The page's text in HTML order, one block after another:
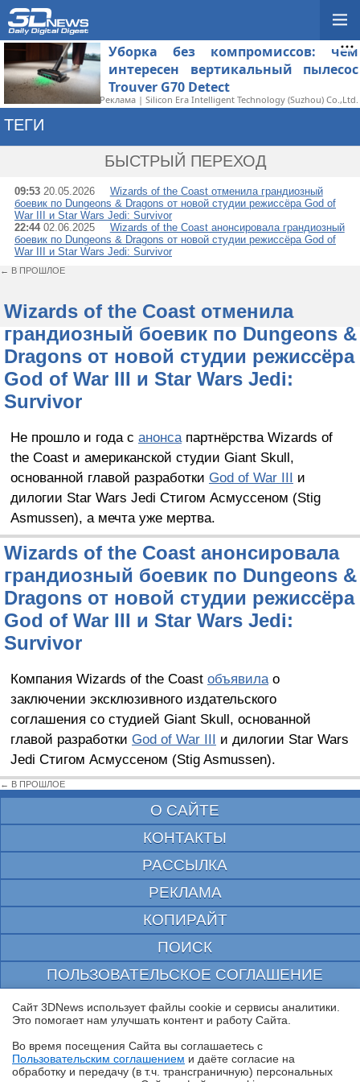
Уборка без компромиссов: чем
интересен вертикальный пылесос
Trouver G70 Detect
Реклама | Silicon Era Intelligent Technology (Suzhou) Co.,Ltd.
ТЕГИ
БЫСТРЫЙ ПЕРЕХОД
09:53 20.05.2026
Wizards of the Coast отменила грандиозный
боевик по Dungeons & Dragons от новой студии режиссёра God of
War III и Star Wars Jedi: Survivor
22:4402.06.2025
Wizards of the Coast анонсировала грандиозный
боевик по Dungeons & Dragons от новой студии режиссёра God of
War III и Star Wars Jedi: Survivor
← В ПРОШЛОЕ
Wizards of the Coast отменила
грандиозный боевик по Dungeons &
Dragons от новой студии режиссёра
God of War III и Star Wars Jedi:
Survivor
Не прошло и года с анонсапартнёрства Wizards of
the Coast и американской студии Giant Skull,
основанной главой разработки God of War III и
дилогии Star Wars Jedi Стигом Асмуссеном (Stig
Asmussen), а мечта уже мертва.
Wizards of the Coast анонсировала
грандиозный боевик по Dungeons &
Dragons от новой студии режиссёра
God of War III и Star Wars Jedi:
Survivor
Компания Wizards of the Coast объявилао
заключении эксклюзивного издательского
соглашения со студией Giant Skull, основанной
главой разработки God of War III и дилогии Star Wars
Jedi Стигом Асмуссеном (Stig Asmussen).
← В ПРОШЛОЕ
О САЙТЕ
КОНТАКТЫ
РАССЫЛКА
РЕКЛАМА
КОПИРАЙТ
ПОИСК
ПОЛЬЗОВАТЕЛЬСКОЕ СОГЛАШЕНИЕ
ЗАЩИЩЕНО CURATOR
© 1997—2026 Электронное периодическое издание "3ДНьюс" | Свидетельство о
выдано Федеральной Службой по надзору за соблюдением законодательства в сфере
массовых коммуникаций и охране культурного наследия
При цитировании документа ссылка на сайт с указанием автора обязательна. Полное
Сайт 3DNews использует файлы cookie и сервисы аналитики.
Это помогает нам улучшать контент и работу Cайта.
Во время посещения Cайта вы соглашаетесь с
Пользовательским соглашением и даёте согласие на
обработку и передачу (в т.ч. трансграничную) персональных